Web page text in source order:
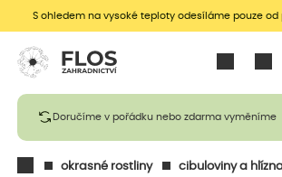
S ohledem na vysoké teploty odesíláme pouze
Doručíme v pořádku nebo zdarma vyměníme
okrasné rostliny
cibuloviny a